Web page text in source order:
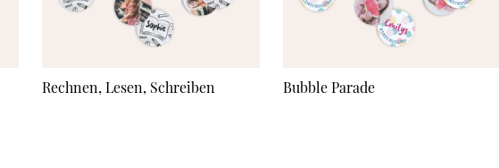
Rechnen, Lesen, Schreiben Bubble Parade